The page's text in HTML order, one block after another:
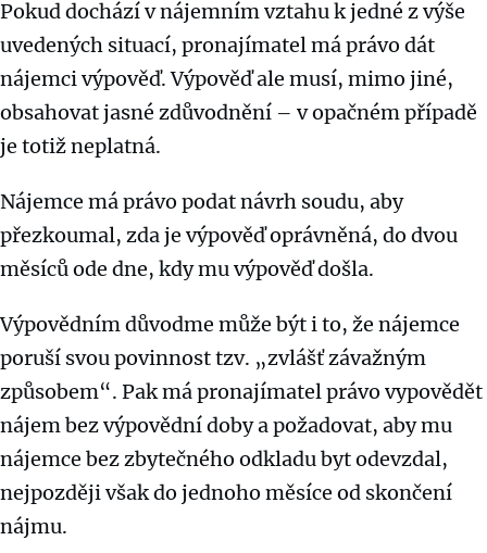
Pokud dochází v nájemním vztahu k jedné z výše
uvedených situací, pronajímatel má právo dát
nájemci výpověď. Výpověď ale musí, mimo jiné,
obsahovat jasné zdůvodnění – v opačném případě
je totiž neplatná.
Nájemce má právo podat návrh soudu, aby
přezkoumal, zda je výpověď oprávněná, do dvou
měsíců ode dne, kdy mu výpověď došla.
Výpovědním důvodme může být i to, že nájemce
poruší svou povinnost tzv. „zvlášť závažným
způsobem“. Pak má pronajímatel právo vypovědět
nájem bez výpovědní doby a požadovat, aby mu
nájemce bez zbytečného odkladu byt odevzdal,
nejpozději však do jednoho měsíce od skončení
nájmu.